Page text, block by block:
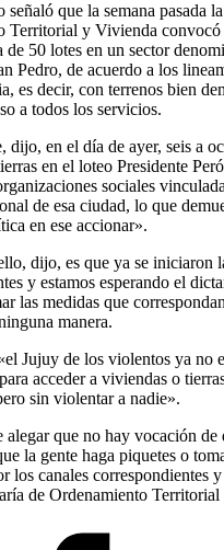
que la semana pasada
Territorial y Vivienda
de 50 lotes en un sector
Pedro, de acuerdo a los
es decir, con terrenos bien
a todos los servicios.
dijo, en el día de ayer, seis a
en el loteo Presidente
sociales
de esa ciudad, lo que
en ese accionar».
dijo, es que ya se iniciaron
y estamos esperando el
las medidas que
manera.
Jujuy de los violentos ya no
acceder a viviendas o
sin violentar a nadie».
alegar que no hay vocación
la gente haga piquetes o
los canales correspondientes
de Ordenamiento